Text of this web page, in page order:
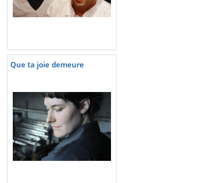
Que ta joie demeure